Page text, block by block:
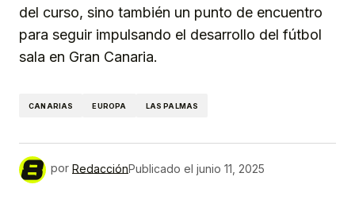
del curso, sino también un punto de encuentro
para seguir impulsando el desarrollo del fútbol
sala en Gran Canaria.
CANARIAS EUROPA LAS PALMAS
por RedacciónPublicado el junio 11, 2025